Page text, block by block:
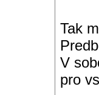
Tak
V
pro